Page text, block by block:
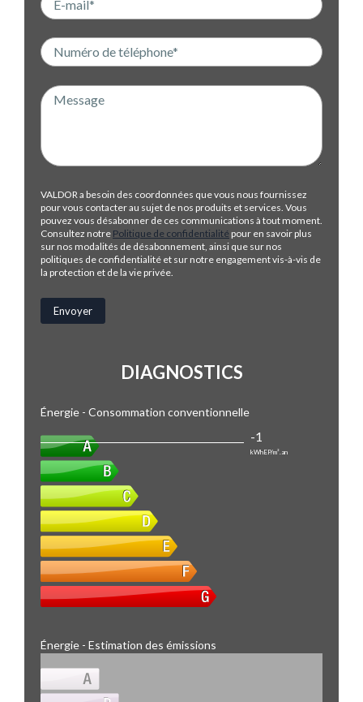
VALDOR a besoin des coordonnées que vous nous fournissez
pour vous contacter au sujet de nos produits et services. Vous
pouvez vous désabonner de ces communications à tout moment.
Consultez notre Politique de confidentialité pour en savoir plus
sur nos modalités de désabonnement, ainsi que sur nos
politiques de confidentialité et sur notre engagement vis-à-vis de
la protection et de la vie privée.
DIAGNOSTICS
Énergie - Consommation conventionnelle
-1
kWhEP/m².an
Énergie - Estimation des émissions